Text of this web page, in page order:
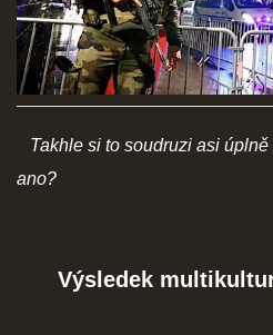
NACIONÁLNÍ SOCIALISMUS
PROPAGAČNÍ MATERIÁLY A
SOCIÁLNÍ SÍTĚ
Takhle si to soudruzi asi
ano?
Výsledek